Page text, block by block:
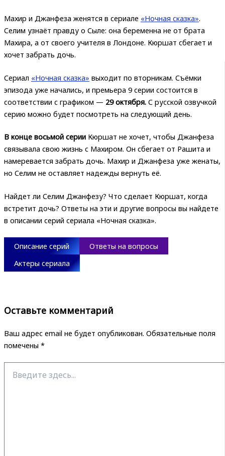
Махир и Джанфеза женятся в сериале «Ночная сказка».
Селим узнаёт правду о Сыле: она беременна не от брата
Махира, а от своего учителя в Лондоне. Кюршат сбегает и
хочет забрать дочь.
Сериал «Ночная сказка» выходит по вторникам. Съёмки
эпизода уже начались, и премьера 9 серии состоится в
соответствии с графиком — 29 октября. С русской озвучкой
серию можно будет посмотреть на следующий день.
В конце восьмой серии Кюршат не хочет, чтобы Джанфеза
связывала свою жизнь с Махиром. Он сбегает от Рашита и
намеревается забрать дочь. Махир и Джанфеза уже женаты,
но Селим не оставляет надежды вернуть её.
Найдет ли Селим Джанфезу? Что сделает Кюршат, когда
встретит дочь? Ответы на эти и другие вопросы вы найдете
в описании серий сериала «Ночная сказка».
Описание серий
Ответы на вопросы
Актеры сериала
Оставьте комментарий
Ваш адрес email не будет опубликован. Обязательные поля
помечены *
здесь...